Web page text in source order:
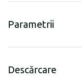
Parametrii
Descărcare